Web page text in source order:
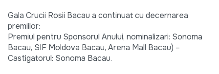
Gala Crucii Rosii Bacau a continuat cu decernarea
premiilor:
Premiul pentru Sponsorul Anului, nominalizari: Sonoma
Bacau, SIF Moldova Bacau, Arena Mall Bacau) –
Castigatorul: Sonoma Bacau.